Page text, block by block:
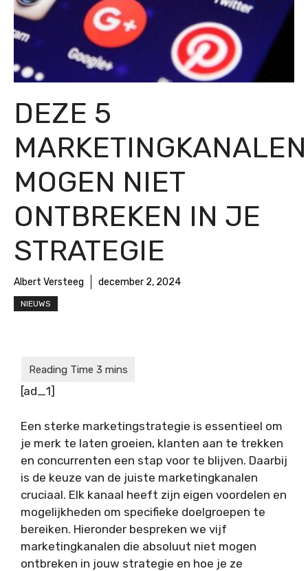
DEZE 5
MARKETINGKANALEN
MOGEN NIET
ONTBREKEN IN JE
STRATEGIE
Albert Versteeg december 2, 2024
NIEUWS
[ad_1]
Een sterke marketingstrategie is essentieel om
je merk te laten groeien, klanten aan te trekken
en concurrenten een stap voor te blijven. Daarbij
is de keuze van de juiste marketingkanalen
cruciaal. Elk kanaal heeft zijn eigen voordelen en
mogelijkheden om specifieke doelgroepen te
bereiken. Hieronder bespreken we vijf
marketingkanalen die absoluut niet mogen
ontbreken in jouw strategie en hoe je ze